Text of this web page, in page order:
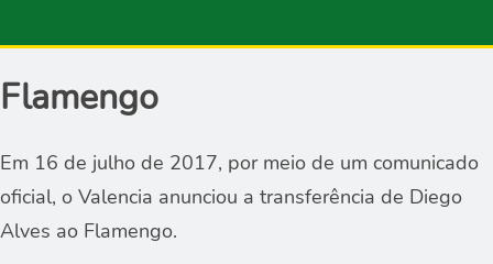
Flamengo
Em 16 de julho de 2017, por meio de um comunicado
oficial, o Valencia anunciou a transferência de Diego
Alves ao Flamengo.